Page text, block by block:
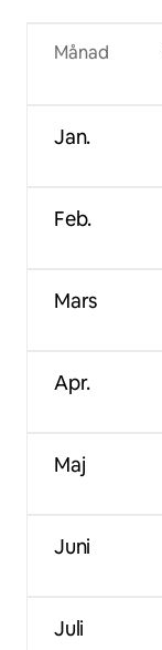
Månad
Jan.
Feb.
Mars
Apr.
Maj
Juni
Juli